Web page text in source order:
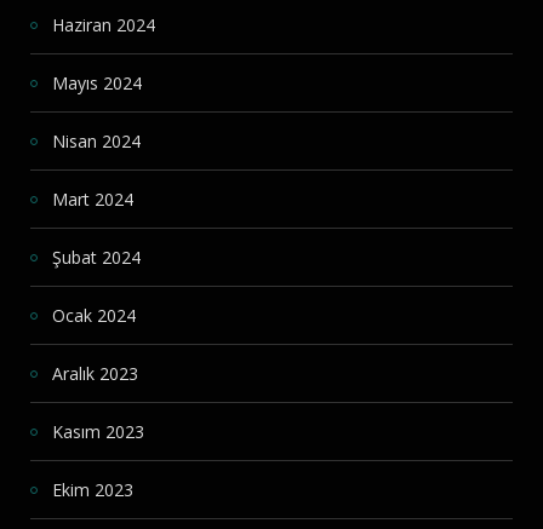
Haziran 2024
Mayıs 2024
Nisan 2024
Mart 2024
Şubat 2024
Ocak 2024
Aralık 2023
Kasım 2023
Ekim 2023